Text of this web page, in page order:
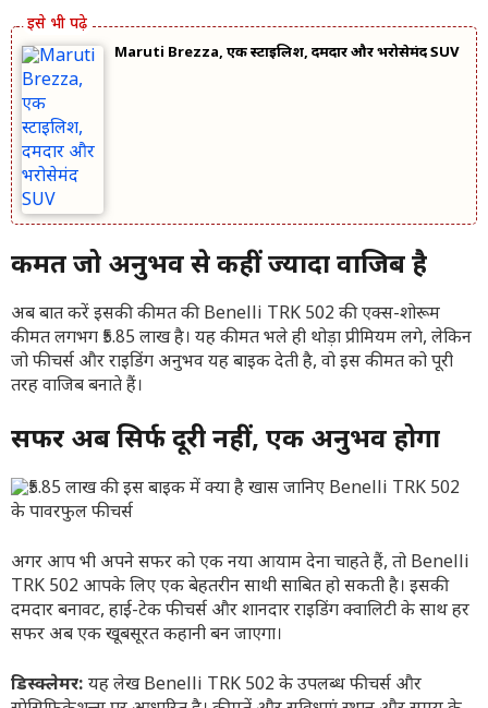
Maruti Brezza, एक स्टाइलिश, दमदार और भरोसेमंद SUV
कीमत जो अनुभव से कहीं ज्यादा वाजिब है
अब बात करें इसकी कीमत की Benelli TRK 502 की एक्स-शोरूम
कीमत लगभग ₹5.85 लाख है। यह कीमत भले ही थोड़ा प्रीमियम लगे, लेकिन
जो फीचर्स और राइडिंग अनुभव यह बाइक देती है, वो इस कीमत को पूरी
तरह वाजिब बनाते हैं।
सफर अब सिर्फ दूरी नहीं, एक अनुभव होगा
अगर आप भी अपने सफर को एक नया आयाम देना चाहते हैं, तो Benelli
TRK 502 आपके लिए एक बेहतरीन साथी साबित हो सकती है। इसकी
दमदार बनावट, हाई-टेक फीचर्स और शानदार राइडिंग क्वालिटी के साथ हर
सफर अब एक खूबसूरत कहानी बन जाएगा।
डिस्क्लेमर: यह लेख Benelli TRK 502 के उपलब्ध फीचर्स और